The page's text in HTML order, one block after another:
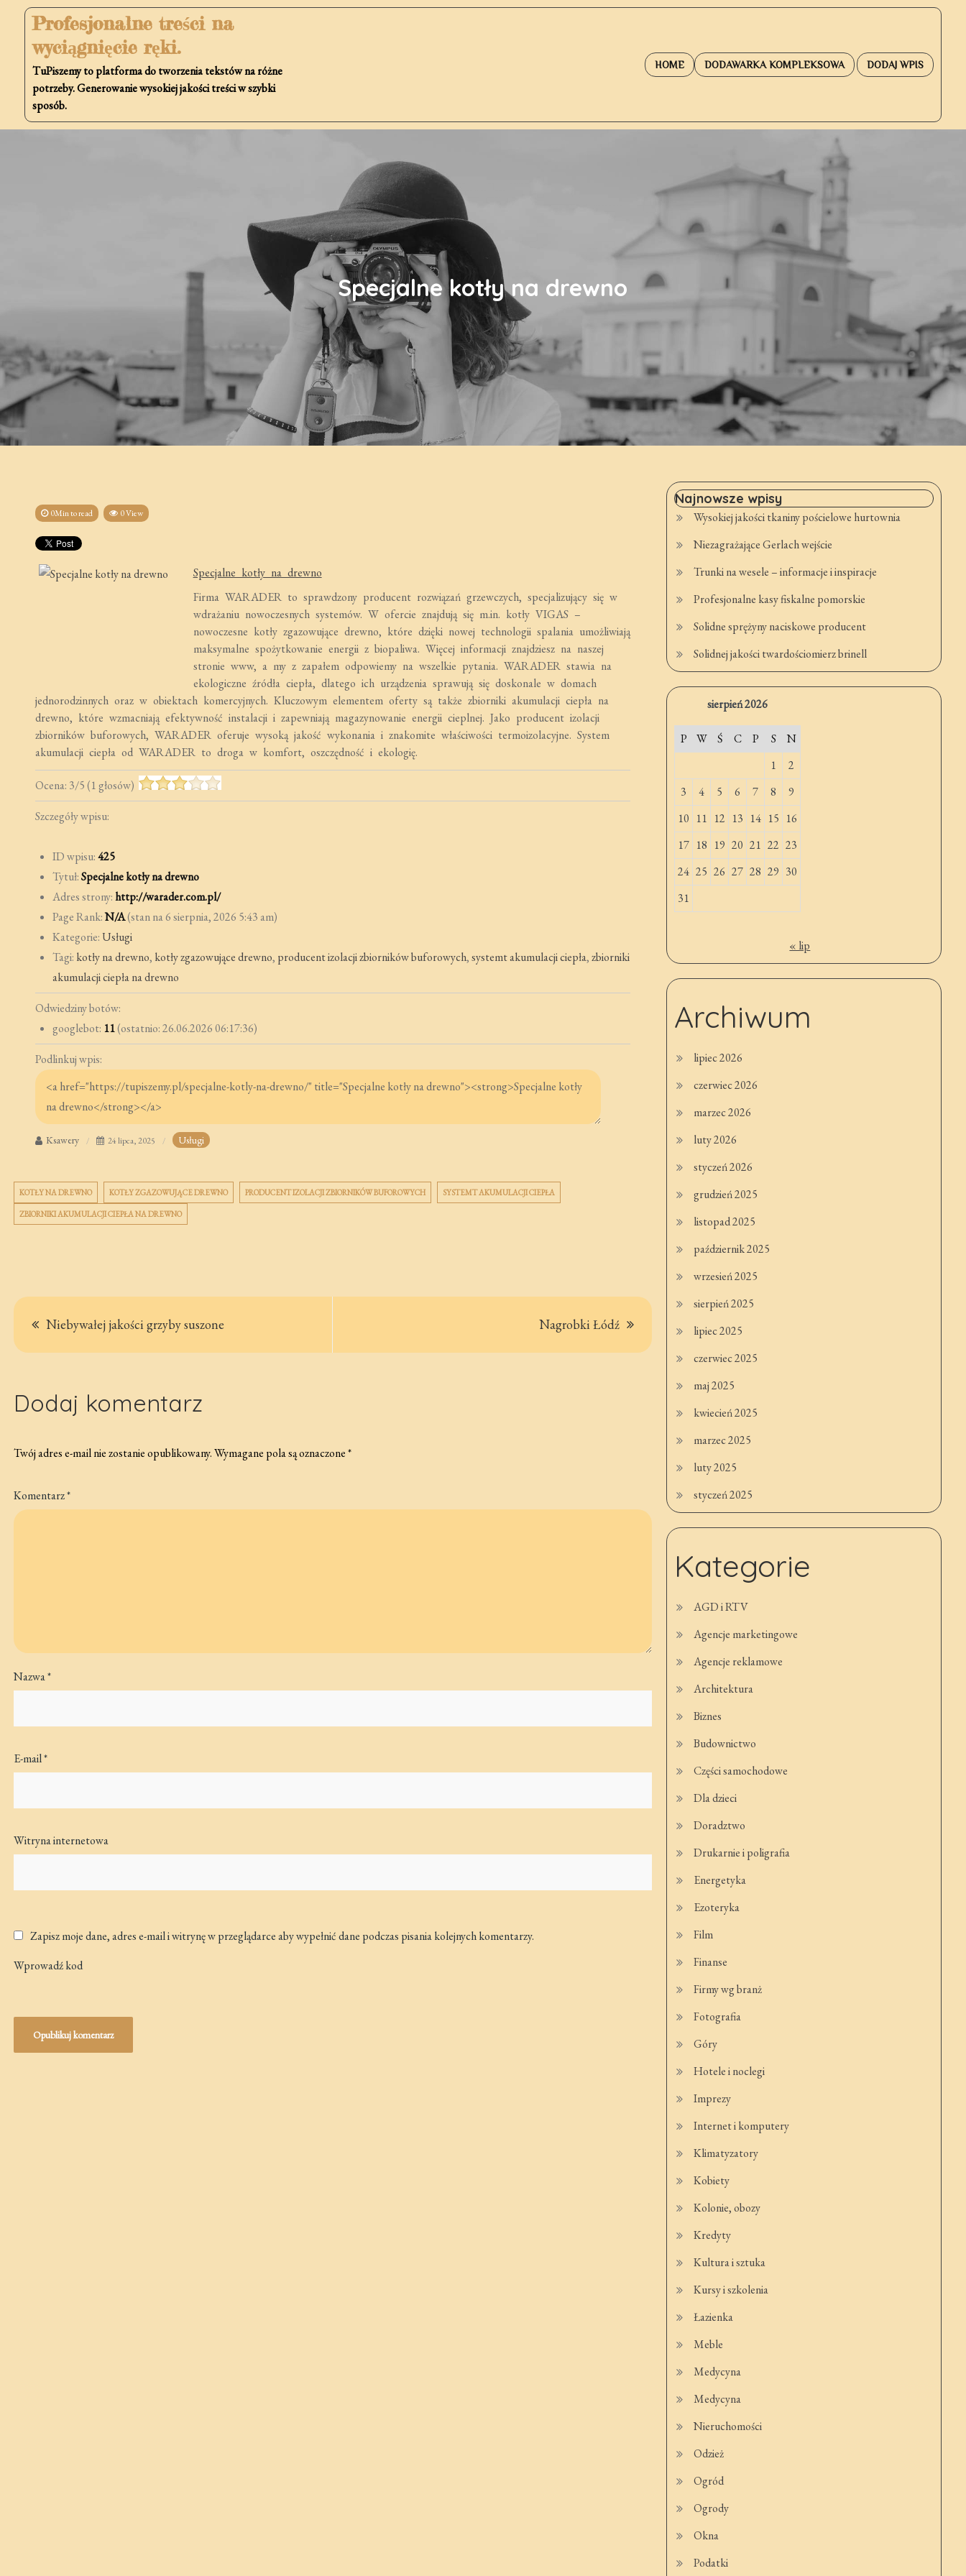
content
Profesjonalne treści na
wyciągnięcie ręki.
TuPiszemy to platforma do tworzenia tekstów na różne
potrzeby. Generowanie wysokiej jakości treści w szybki
sposób.
HOME DODAWARKA KOMPLEKSOWA DODAJ WPIS
Specjalne kotły na drewno
0Min to read 0 View
Specjalne kotły na drewno
Firma WARADER to sprawdzony producent rozwiązań grzewczych, specjalizujący się w
wdrażaniu nowoczesnych systemów. W ofercie znajdują się m.in. kotły VIGAS –
nowoczesne kotły zgazowujące drewno, które dzięki nowej technologii spalania umożliwiają
maksymalne spożytkowanie energii z biopaliwa. Więcej informacji znajdziesz na naszej
stronie www, a my z zapałem odpowiemy na wszelkie pytania. WARADER stawia na
ekologiczne źródła ciepła, dlatego ich urządzenia sprawują się doskonale w domach
jednorodzinnych oraz w obiektach komercyjnych. Kluczowym elementem oferty są także zbiorniki akumulacji ciepła na
drewno, które wzmacniają efektywność instalacji i zapewniają magazynowanie energii cieplnej. Jako producent izolacji
zbiorników buforowych, WARADER oferuje wysoką jakość wykonania i znakomite właściwości termoizolacyjne. System
akumulacji ciepła od WARADER to droga w komfort, oszczędność i ekologię.
Ocena: 3/5(1głosów)
Szczegóły wpisu:
ID wpisu:425
Tytuł:Specjalne kotły na drewno
Adres strony:http://warader.com.pl/
Page Rank:N/A(stan na 6 sierpnia, 2026 5:43 am)
Kategorie:Usługi
Tagi: kotły na drewno, kotły zgazowujące drewno, producent izolacji zbiorników buforowych,systemt akumulacji ciepła,zbiorniki
akumulacji ciepła na drewno
Odwiedziny botów:
googlebot: 11(ostatnio: 26.06.2026 06:17:36)
Podlinkuj wpis:
Ksawery 24 lipca, 2025 Usługi
KOTŁY NA DREWNO KOTŁY ZGAZOWUJĄCE DREWNO PRODUCENT IZOLACJI ZBIORNIKÓW BUFOROWYCH SYSTEMT AKUMULACJI CIEPŁA
ZBIORNIKI AKUMULACJI CIEPŁA NA DREWNO
Nawigacja
wpisu
Niebywałej jakości grzyby suszone Nagrobki Łódź
Dodaj komentarz
Twój adres e-mail nie zostanie opublikowany.Wymagane pola są oznaczone*
Komentarz*
Nazwa*
E-mail*
Witryna internetowa
Zapisz moje dane, adres e-mail i witrynę w przeglądarce aby wypełnić dane podczas pisania kolejnych komentarzy.
Wprowadź kod
Najnowsze wpisy
Wysokiej jakości tkaniny pościelowe hurtownia
Niezagrażające Gerlach wejście
Trunki na wesele – informacje i inspiracje
Profesjonalne kasy fiskalne pomorskie
Solidne sprężyny naciskowe producent
Solidnej jakości twardościomierz brinell
sierpień 2026
P W Ś C P S
N
1
2
3
4 5 6 7 8
9
10 11 12 13 14 15 16
17 18 19 20 21 22 23
24 25 26 27 28 29 30
31
« lip
Archiwum
lipiec 2026
czerwiec 2026
marzec 2026
luty 2026
styczeń 2026
grudzień 2025
listopad 2025
październik 2025
wrzesień 2025
sierpień 2025
lipiec 2025
czerwiec 2025
maj 2025
kwiecień 2025
marzec 2025
luty 2025
styczeń 2025
Kategorie
AGD i RTV
Agencje marketingowe
Agencje reklamowe
Architektura
Biznes
Budownictwo
Części samochodowe
Dla dzieci
Doradztwo
Drukarnie i poligrafia
Energetyka
Ezoteryka
Film
Finanse
Firmy wg branż
Fotografia
Góry
Hotele i noclegi
Imprezy
Internet i komputery
Klimatyzatory
Kobiety
Kolonie, obozy
Kredyty
Kultura i sztuka
Kursy i szkolenia
Łazienka
Meble
Medycyna
Medycyna
Nieruchomości
Odzież
Ogród
Ogrody
Okna
Podatki